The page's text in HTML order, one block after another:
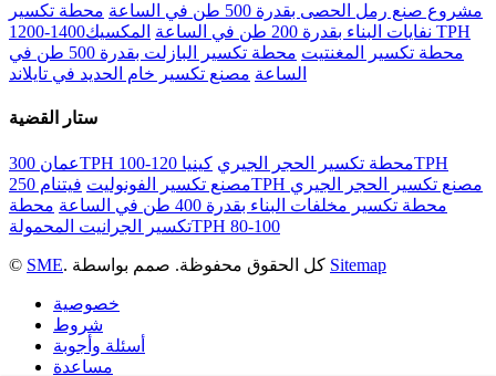
مشروع صنع رمل الحصى بقدرة 500 طن في الساعة
محطة تكسير
نفايات البناء بقدرة 200 طن في الساعة
المكسيك1400-1200 TPH
محطة تكسير المغنتيت
محطة تكسير البازلت بقدرة 500 طن في
الساعة مصنع تكسير خام الحديد في تايلاند
ستار القضية
عمان 300TPH محطة تكسير الحجر الجيري
كينيا 120-100TPH
مصنع تكسير الفونوليت
فيتنام 250TPH مصنع تكسير الحجر الجيري
محطة تكسير مخلفات البناء بقدرة 400 طن في الساعة
محطة
تكسير الجرانيت المحمولةTPH 80-100
© SME Sitemap
خصوصية
شروط
أسئلة وأجوبة
مساعدة